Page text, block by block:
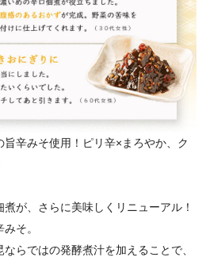
辛みそ使用！ピリ辛×まろやか、ク
が、さらに美味しくリニューアル！
そ。
ならではの発酵煮汁を加えることで、